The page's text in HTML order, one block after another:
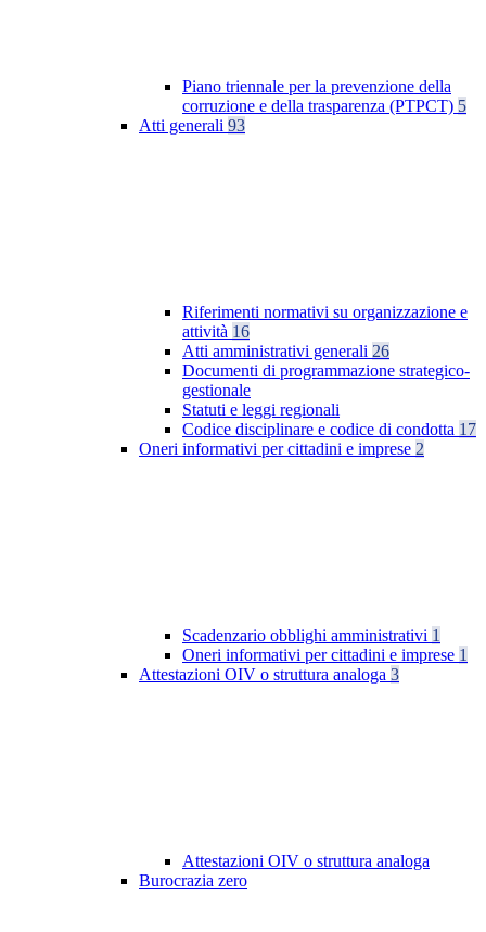
Piano triennale per la prevenzione della
corruzione e della trasparenza (PTPCT) 5
Atti generali 93
Riferimenti normativi su organizzazione e
attività 16
Atti amministrativi generali 26
Documenti di programmazione strategico-
gestionale
Statuti e leggi regionali
Codice disciplinare e codice di condotta 17
Oneri informativi per cittadini e imprese 2
Scadenzario obblighi amministrativi 1
Oneri informativi per cittadini e imprese 1
Attestazioni OIV o struttura analoga 3
Attestazioni OIV o struttura analoga
Burocrazia zero